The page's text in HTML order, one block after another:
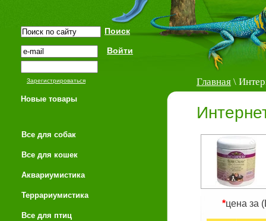
Новые товары
Все для собак
Все для кошек
Аквариумистика
Террариумистика
Все для птиц
Главная \
*цена за
Зарегистрироваться